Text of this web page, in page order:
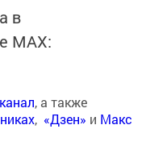
в
MАХ:
, а также
, «Дзен» и Макс